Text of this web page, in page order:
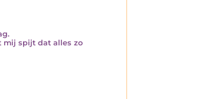
mij spijt dat alles zo